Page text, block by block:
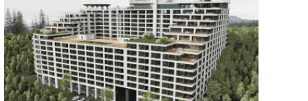
11:47:14 8-08-2026
Բանկային գաղտնիքի ապօրինի
արտահոսք, մերժված վարույթներ
և լռող բանկեր. ահազանգում է գործարարը
11:26:57 8-08-2026